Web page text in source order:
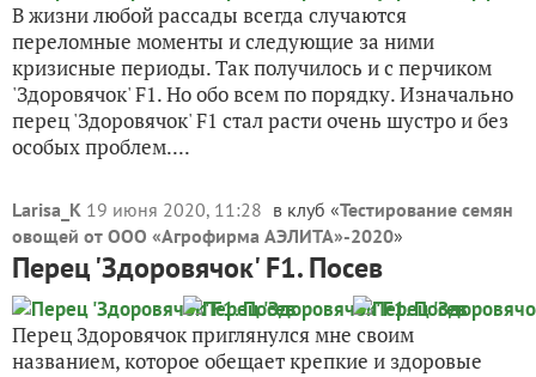
В жизни любой рассады всегда случаются
переломные моменты и следующие за ними
кризисные периоды. Так получилось и с перчиком
'Здоровячок' F1. Но обо всем по порядку. Изначально
перец 'Здоровячок' F1 стал расти очень шустро и без
особых проблем....
Larisa_K 19 июня 2020, 11:28 в клуб «Тестирование семян
овощей от ООО «Агрофирма АЭЛИТА»-2020»
Перец 'Здоровячок' F1. Посев
Перец Здоровячок приглянулся мне своим
названием, которое обещает крепкие и здоровые